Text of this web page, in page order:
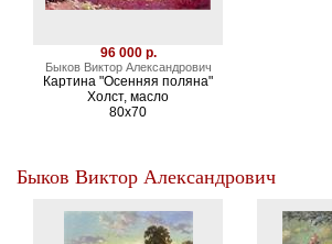
96 000 р.
Быков Виктор Александрович
Картина "Осенняя поляна"
Холст, масло
80х70
Быков Виктор Александрович